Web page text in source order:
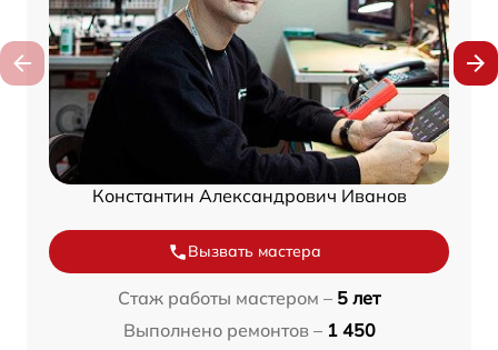
Константин Александрович Иванов
Вызвать мастера
Стаж работы мастером – 5 лет
Выполнено ремонтов – 1 450